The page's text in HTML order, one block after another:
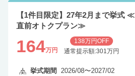
【1件目限定】27年2月まで挙式 ≪
直前オトクプラン≫
164万円
138万円OFF
通常提示額:301万円
挙式期間 2026/08〜2027/02